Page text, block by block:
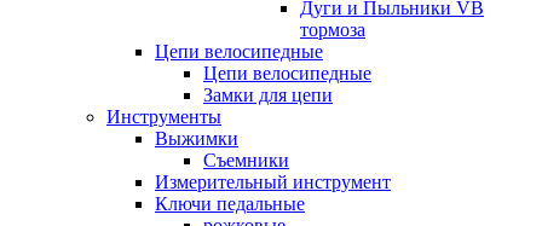
Дуги и Пыльники VB
тормоза
Цепи велосипедные
Цепи велосипедные
Замки для цепи
Инструменты
Выжимки
Съемники
Измерительный инструмент
Ключи педальные